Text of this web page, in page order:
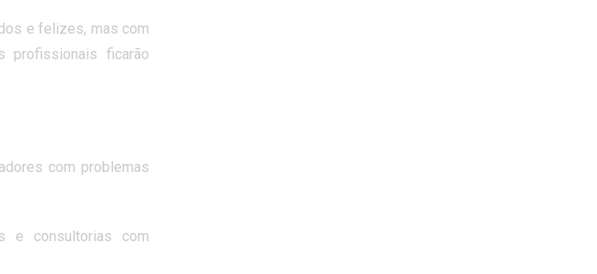
e felizes, mas com
profissionais ficarão
com problemas
e consultorias com